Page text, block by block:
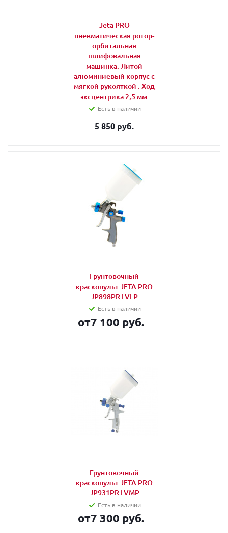
Jeta PRO
пневматическая ротор-
орбитальная
шлифовальная
машинка. Литой
алюминиевый корпус с
мягкой рукояткой . Ход
эксцентрика 2,5 мм.
Есть в наличии
5 850 руб.
Грунтовочный
краскопульт JETA PRO
JP898PR LVLP
Есть в наличии
от7 100 руб.
Грунтовочный
краскопульт JETA PRO
JP931PR LVMP
Есть в наличии
от7 300 руб.